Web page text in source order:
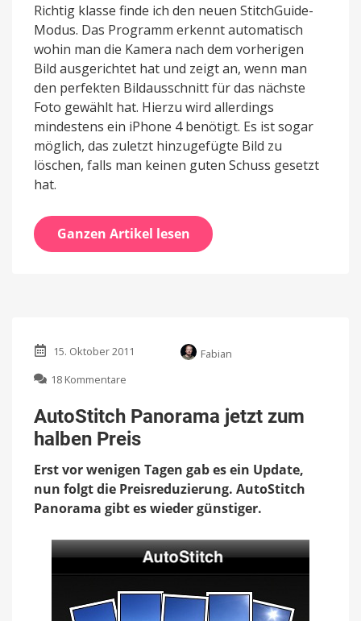
Richtig klasse finde ich den neuen StitchGuide-
Modus. Das Programm erkennt automatisch
wohin man die Kamera nach dem vorherigen
Bild ausgerichtet hat und zeigt an, wenn man
den perfekten Bildausschnitt für das nächste
Foto gewählt hat. Hierzu wird allerdings
mindestens ein iPhone 4 benötigt. Es ist sogar
möglich, das zuletzt hinzugefügte Bild zu
löschen, falls man keinen guten Schuss gesetzt
hat.
Ganzen Artikel lesen
15. Oktober 2011
Fabian
18 Kommentare
Panorama
jetzt
zum
Preis
AutoStitch Panorama jetzt zum
halben Preis
Erst vor wenigen Tagen gab es ein Update,
nun folgt die Preisreduzierung. AutoStitch
Panorama gibt es wieder günstiger.